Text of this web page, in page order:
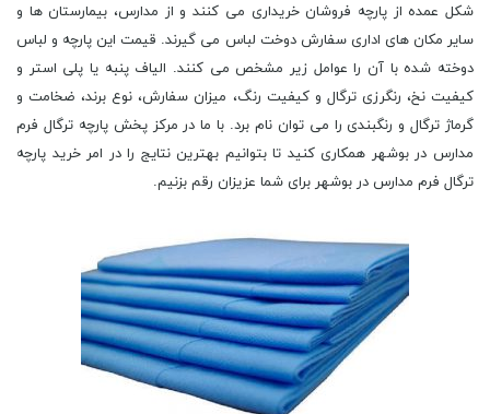
شکل عمده از پارچه فروشان خریداری می کنند و از مدارس، بیمارستان ها و
سایر مکان های اداری سفارش دوخت لباس می گیرند. قیمت این پارچه و لباس
دوخته شده با آن را عوامل زیر مشخص می کنند. الیاف پنبه یا پلی استر و
کیفیت نخ، رنگرزی ترگال و کیفیت رنگ، میزان سفارش، نوع برند، ضخامت و
گرماژ ترگال و رنگبندی را می توان نام برد. با ما در مرکز پخش پارچه ترگال فرم
مدارس در بوشهر همکاری کنید تا بتوانیم بهترین نتایج را در امر خرید پارچه
ترگال فرم مدارس در بوشهر برای شما عزیزان رقم بزنیم.